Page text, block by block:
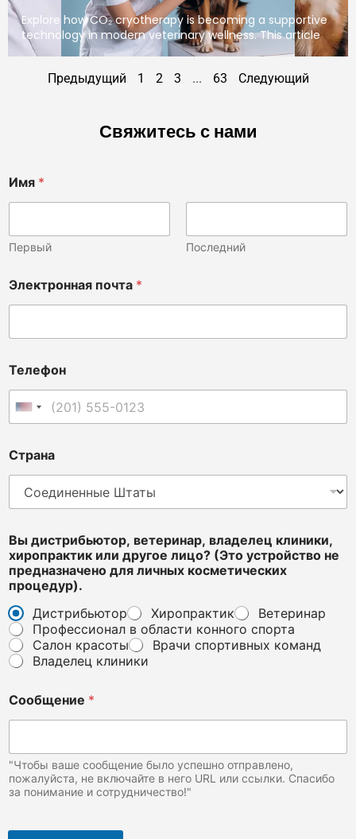
Explore how CO₂ cryotherapy is becoming a supportive
technology in modern veterinary wellness. This article
Предыдущий 1 2 3 ... 63 Следующий
Свяжитесь с нами
Имя *
Первый Последний
Электронная почта *
o
t
и
н
ы
х
и
о
п
р
а
т
и
к
Телефон
Соединенные Штаты +1
Страна
Вы дистрибьютор, ветеринар, владелец клиники,
хиропрактик или другое лицо? (Это устройство не
предназначено для личных косметических
процедур).
Дистрибьютор
Хиропрактик
Ветеринар
Профессионал в области конного спорта
Салон красоты
Врачи спортивных команд
Владелец клиники
Сообщение *
"Чтобы ваше сообщение было успешно отправлено,
пожалуйста, не включайте в него URL или ссылки. Спасибо
за понимание и сотрудничество!"